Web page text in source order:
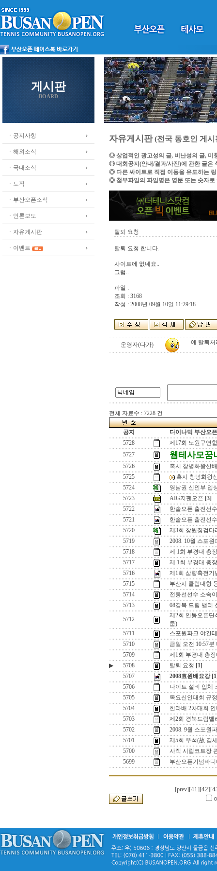
게시판
BOARD
ㆍ공지사항
ㆍ해외소식
ㆍ국내소식
ㆍ토픽
ㆍ부산오픈소식
ㆍ언론보도
ㆍ자유게시판
ㆍ이벤트
자유게시판(전국 동호인 게시
◎ 상업적인 광고성의 글, 비난성의 글, 미
◎ 대회공지(안내/결과/사진)에 관한 글은
◎ 다른 싸이트로 직접 이동을 유도하는
◎ 첨부파일의 파일명은 영문 또는 숫자로
탈퇴 요청
탈퇴 요청 합니다.
사이트에 없네요..
그럼..
파일 :
조회 : 3168
작성 : 2008년 09월 10일 11:29:18
운영자(다가) 예 탈퇴
전체 자료수 : 7228 건
공지
다이나믹 부산오
5728
제17회 노원구연
5727
웹테사모꿈
5726
혹시 창녕화왕산
5725
혹시 창녕화왕
5724
영남권 신인부 입
5723
AIG저팬오픈 [3]
5722
한솔오픈 출전선
5721
한솔오픈 출전선
5720
제3회 창원징검다
5719
2008. 10월 스포
5718
제 1회 부경대 총
5717
제 1회 부경대 총
5716
제1회 삽량축전기
5715
부산시 클럽대항
5714
전웅선선수 소속
5713
08경북 드림 밸리
5712
제2회 안동오픈단
룹)
5711
스포원파크 야간
5710
금일 오전 10:57분
5709
제1회 부경대 총
▶
5708 탈퇴 요청 [1]
5707
2008효원배요강
5706
나이트 설비 업체
5705
목요신인대회 규
5704
한라배 2차대회
5703
제2회 경북드림밸
5702
2008. 9월 스포원
5701
제5회 우석(故 김
5700
사직 시립코트장
5699
부산오픈기념바
[prev] [41][42]